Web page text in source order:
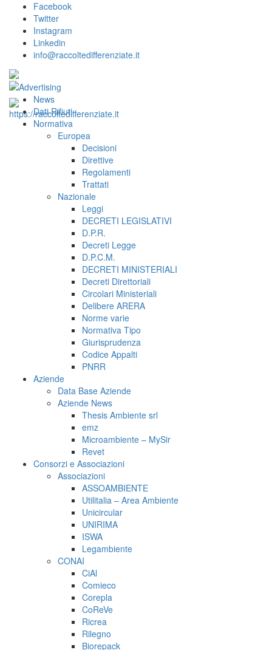
Facebook
Twitter
Instagram
Linkedin
info@raccoltedifferenziate.it
News
Dati Rifiuti
Normativa
Europea
Decisioni
Direttive
Regolamenti
Trattati
Nazionale
Leggi
DECRETI LEGISLATIVI
D.P.R.
Decreti Legge
D.P.C.M.
DECRETI MINISTERIALI
Decreti Direttoriali
Circolari Ministeriali
Delibere ARERA
Norme varie
Normativa Tipo
Giurisprudenza
Codice Appalti
PNRR
Aziende
Data Base Aziende
Aziende News
Thesis Ambiente srl
emz
Microambiente – MySir
Revet
Consorzi e Associazioni
Associazioni
ASSOAMBIENTE
Utilitalia – Area Ambiente
Unicircular
UNIRIMA
ISWA
Legambiente
CONAI
CiAl
Comieco
Corepla
CoReVe
Ricrea
Rilegno
Biorepack